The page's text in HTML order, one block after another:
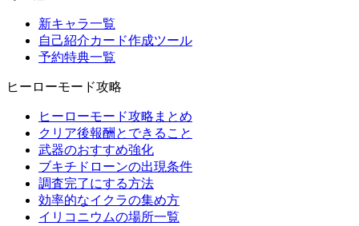
新キャラ一覧
自己紹介カード作成ツール
予約特典一覧
ヒーローモード攻略
ヒーローモード攻略まとめ
クリア後報酬とできること
武器のおすすめ強化
ブキチドローンの出現条件
調査完了にする方法
効率的なイクラの集め方
イリコニウムの場所一覧